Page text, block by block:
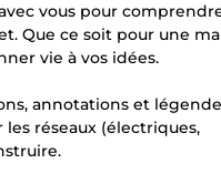
vous pour
Que ce soit pour une
vie à vos idées.
annotations et
réseaux (électriques,